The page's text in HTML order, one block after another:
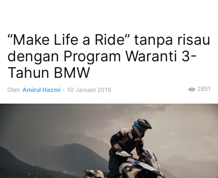
“Make Life a Ride” tanpa risau
dengan Program Waranti 3-
Tahun BMW
Oleh Amirul Hazmi - 10 Januari 2019 2851